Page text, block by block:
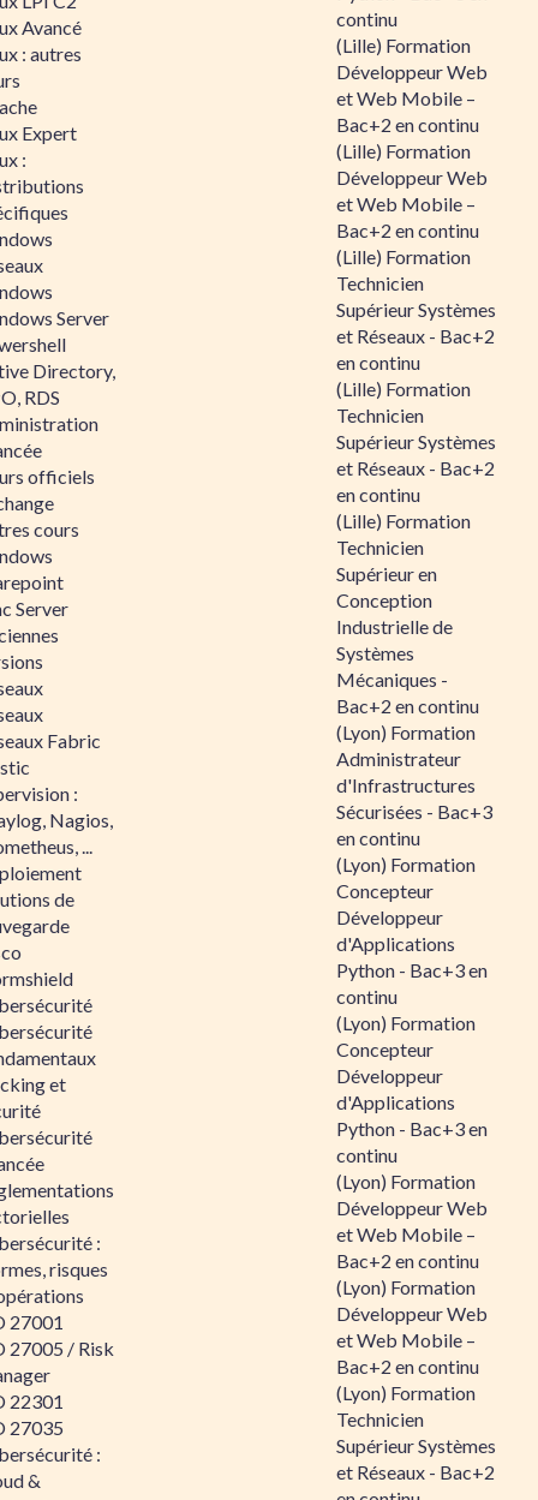
Avancé
: autres
Expert
:
Server
Directory,
RDS
officiels
cours
Server
Fabric
:
Nagios,
...
de
et
:
risques
27001
27005 / Risk
22301
27035
:
&
continu
(Lille) Formation
Développeur Web
et Web Mobile –
Bac+2 en continu
(Lille) Formation
Développeur Web
et Web Mobile –
Bac+2 en continu
(Lille) Formation
Technicien
Supérieur Systèmes
et Réseaux - Bac+2
en continu
(Lille) Formation
Technicien
Supérieur Systèmes
et Réseaux - Bac+2
en continu
(Lille) Formation
Technicien
Supérieur en
Conception
Industrielle de
Systèmes
Mécaniques -
Bac+2 en continu
(Lyon) Formation
Administrateur
d'Infrastructures
Sécurisées - Bac+3
en continu
(Lyon) Formation
Concepteur
Développeur
d'Applications
Python - Bac+3 en
continu
(Lyon) Formation
Concepteur
Développeur
d'Applications
Python - Bac+3 en
continu
(Lyon) Formation
Développeur Web
et Web Mobile –
Bac+2 en continu
(Lyon) Formation
Développeur Web
et Web Mobile –
Bac+2 en continu
(Lyon) Formation
Technicien
Supérieur Systèmes
et Réseaux - Bac+2